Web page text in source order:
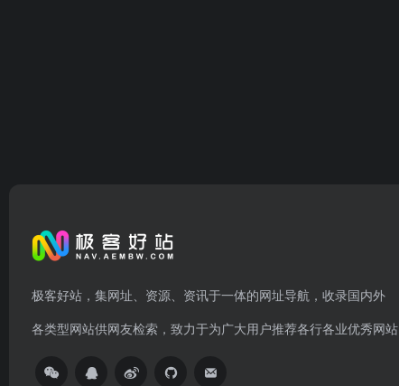
极客好站，集网址、资源、资讯于一体的网址导航，收录国内外
各类型网站供网友检索，致力于为广大用户推荐各行各业优秀网站